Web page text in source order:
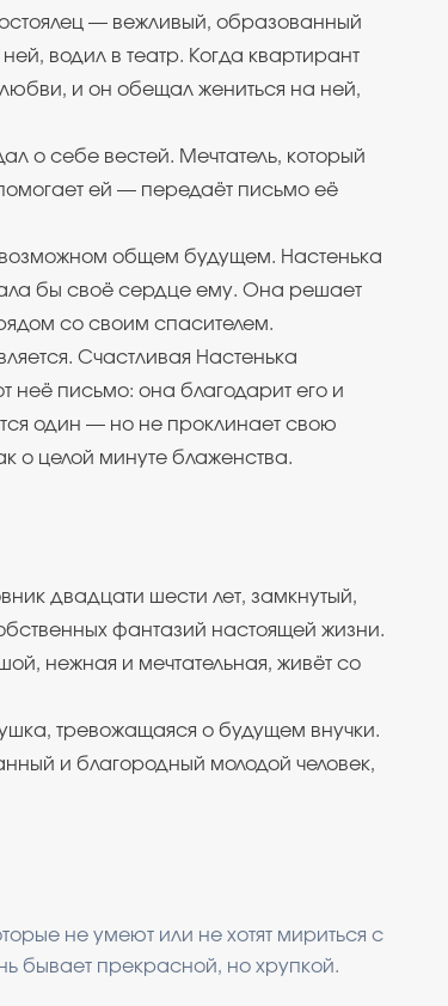
— вежливый, образованный
водил в театр. Когда квартирант
и он обещал жениться на ней,
о себе вестей. Мечтатель, который
ей — передаёт письмо её
общем будущем. Настенька
бы своё сердце ему. Она решает
со своим спасителем.
Счастливая Настенька
неё письмо: она благодарит его и
один — но не проклинает свою
о целой минуте блаженства.
двадцати шести лет, замкнутый,
фантазий настоящей жизни.
нежная и мечтательная, живёт со
тревожащаяся о будущем внучки.
и благородный молодой человек,
не умеют или не хотят мириться с
бывает прекрасной, но хрупкой.